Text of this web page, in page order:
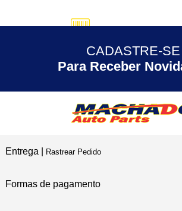
5% DESCONTO
30 ANOS
CADASTRE-SE
Para Receber
Entrega | Rastrear Pedido
Formas de pagamento